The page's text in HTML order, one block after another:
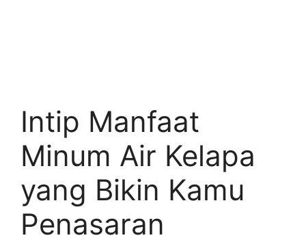
Intip Manfaat
Minum Air Kelapa
yang Bikin Kamu
Penasaran